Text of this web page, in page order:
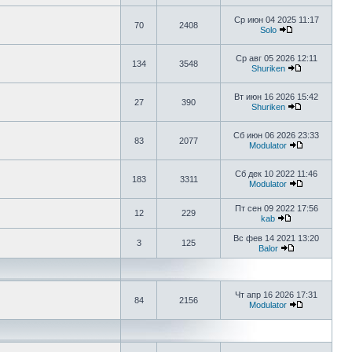
70 2408
Ср июн 04 2025 11:17
Solo
134 3548
Ср авг 05 2026 12:11
Shuriken
27 390
Вт июн 16 2026 15:42
Shuriken
83 2077
Сб июн 06 2026 23:33
Modulator
183 3311
Сб дек 10 2022 11:46
Modulator
12 229
Пт сен 09 2022 17:56
kab
3 125
Вс фев 14 2021 13:20
Balor
84 2156
Чт апр 16 2026 17:31
Modulator